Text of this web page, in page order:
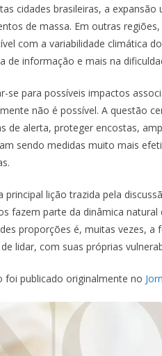
cidades brasileiras, a
de massa. Em outras
com a variabilidade climática
de informação e mais na
se para possíveis impactos
não é possível. A questão
de alerta, proteger encostas,
sendo medidas muito mais
principal lição trazida pela
fazem parte da dinâmica
proporções é, muitas vezes,
lidar, com suas próprias
foi publicado originalmente no